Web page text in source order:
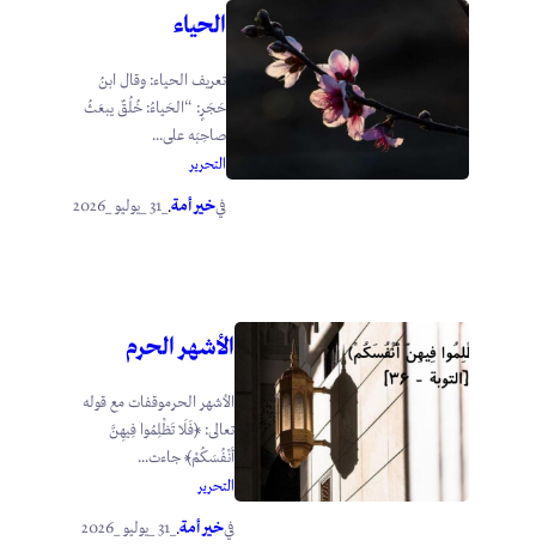
الحياء
تعريف الحياء: وقال ابنُ
حَجَرٍ: “الحَياءُ: خُلُقٌ يبعَثُ
صاحِبَه على...
التحرير
فيخير أمة.
الأشهر الحرم
الأشهر الحرموقفات مع قوله
تعالى: ﴿فَلَا تَظْلِمُوا فِيهِنَّ
أَنْفُسَكُمْ﴾ جاءت...
التحرير
فيخير أمة. _31 _يوليو _2026